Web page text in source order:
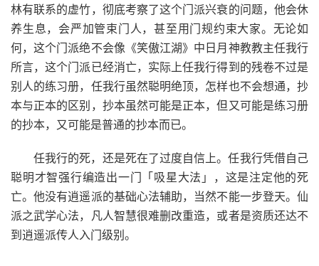
林有联系的虚竹，彻底考察了这个门派兴衰的问题，他会休
养生息，会严加管束门人，甚至用门规约束大家。无论如
何，这个门派绝不会像《笑傲江湖》中日月神教教主任我行
所言，这个门派已经消亡，实际上任我行得到的残卷不过是
别人的练习册，任我行虽然聪明绝顶，怎样也不会想通，抄
本与正本的区别，抄本虽然可能是正本，但又可能是练习册
的抄本，又可能是普通的抄本而已。
任我行的死，还是死在了过度自信上。任我行凭借自己
聪明才智强行编造出一门「吸星大法」，这是注定他的死
亡。他没有逍遥派的基础心法辅助，当然不能一步登天。仙
派之武学心法，凡人智慧很难删改重造，或者是资质还达不
到逍遥派传人入门级别。